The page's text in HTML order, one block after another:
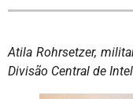
Atila Rohrsetzer,
Divisão Central de